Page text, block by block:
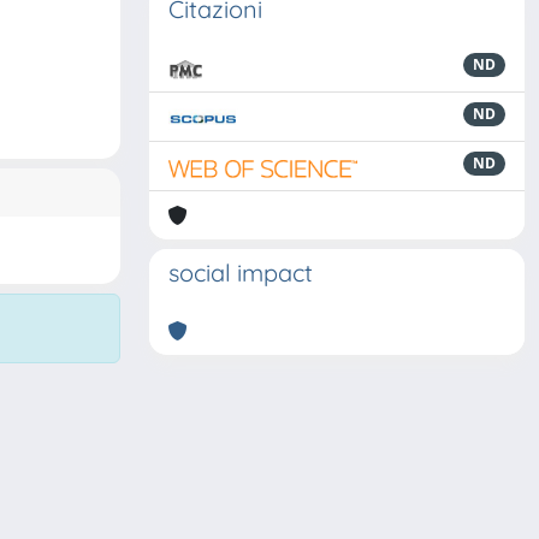
Citazioni
ND
ND
ND
social impact